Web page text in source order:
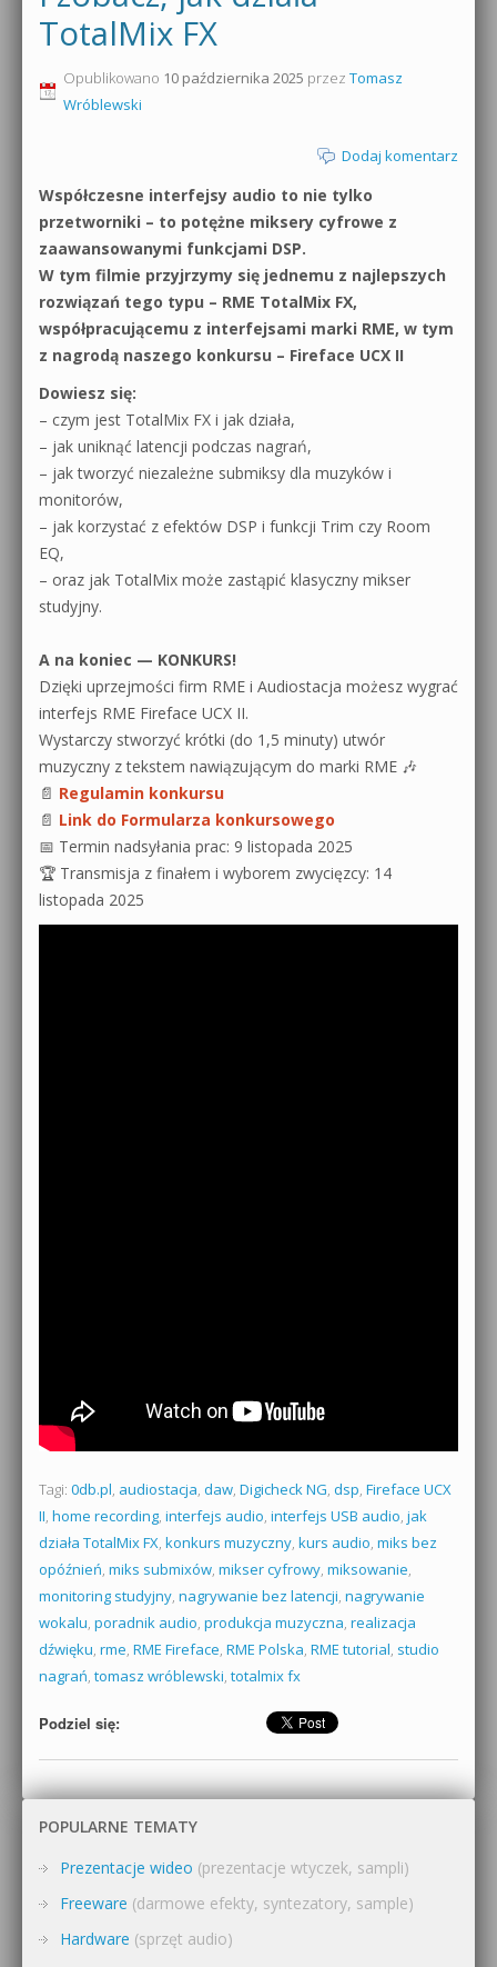
Produkcja muzyczna od podstaw
Sylenth1 od podstaw
Dubstep z syntezatorem Massive
Kontakt 5 Kompendium
Pakiety
0dB.pl - informacje
Newsletter
Polityka prywatności
Regulamin
Działanie sklepu internetowego
Wyszukiwanie
TotalMix FX
Opublikowano 10 października 2025 przez Tomasz
Wróblewski
Dodaj komentarz
Współczesne interfejsy audio to nie tylko
przetworniki – to potężne miksery cyfrowe z
zaawansowanymi funkcjami DSP.
W tym filmie przyjrzymy się jednemu z najlepszych
rozwiązań tego typu – RME TotalMix FX,
współpracującemu z interfejsami marki RME, w tym
z nagrodą naszego konkursu – Fireface UCX II
Dowiesz się:
– czym jest TotalMix FX i jak działa,
– jak uniknąć latencji podczas nagrań,
– jak tworzyć niezależne submiksy dla muzyków i
monitorów,
– jak korzystać z efektów DSP i funkcji Trim czy Room
EQ,
– oraz jak TotalMix może zastąpić klasyczny mikser
studyjny.
A na koniec — KONKURS!
Dzięki uprzejmości firm RME i Audiostacja możesz wygrać
interfejs RME Fireface UCX II.
Wystarczy stworzyć krótki (do 1,5 minuty) utwór
muzyczny z tekstem nawiązującym do marki RME 🎶
📄 Regulamin konkursu
📄 Link do Formularza konkursowego
📅 Termin nadsyłania prac: 9 listopada 2025
🏆 Transmisja z finałem i wyborem zwycięzcy: 14
listopada 2025
Tagi: 0db.pl, audiostacja, daw, Digicheck NG, dsp, Fireface UCX
II, home recording, interfejs audio, interfejs USB audio, jak
działa TotalMix FX, konkurs muzyczny, kurs audio, miks bez
opóźnień, miks submixów, mikser cyfrowy, miksowanie,
monitoring studyjny, nagrywanie bez latencji, nagrywanie
wokalu, poradnik audio, produkcja muzyczna, realizacja
dźwięku, rme, RME Fireface, RME Polska, RME tutorial, studio
nagrań, tomasz wróblewski, totalmix fx
Podziel się:
POPULARNE TEMATY
Prezentacje wideo (prezentacje wtyczek, sampli)
Freeware (darmowe efekty, syntezatory, sample)
Hardware (sprzęt audio)